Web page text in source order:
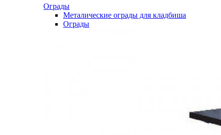
Ограды
Металические ограды для кладбиша
Ограды